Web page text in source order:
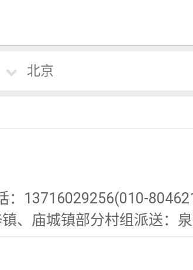
北京
：13716029256(010-
、庙城镇部分村组派送：